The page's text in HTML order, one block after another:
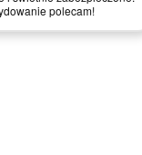
Bez wątpienia wrócę po